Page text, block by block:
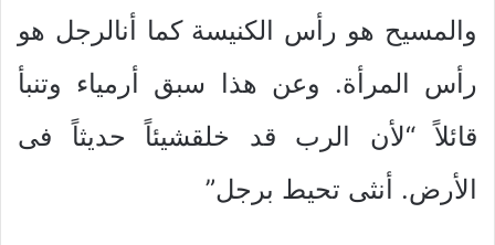
والمسيح هو رأس الكنيسة كما أنالرجل هو
رأس المرأة. وعن هذا سبق أرمياء وتنبأ
قائلاً “لأن الرب قد خلقشيئاً حديثاً فى
الأرض. أنثى تحيط برجل”